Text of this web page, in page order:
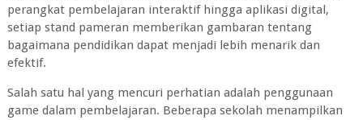
perangkat pembelajaran interaktif hingga aplikasi digital,
setiap stand pameran memberikan gambaran tentang
bagaimana pendidikan dapat menjadi lebih menarik dan
efektif.
Salah satu hal yang mencuri perhatian adalah penggunaan
game dalam pembelajaran. Beberapa sekolah menampilkan